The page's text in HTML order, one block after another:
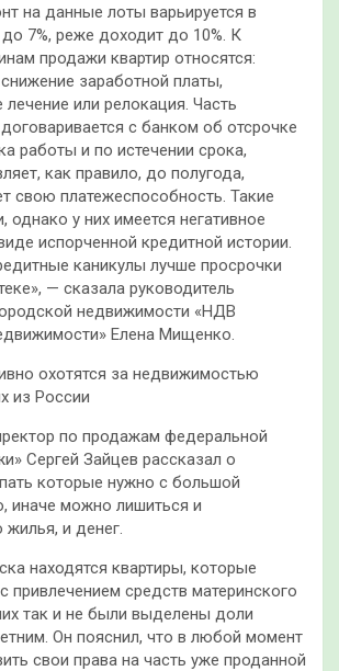
на данные лоты варьируется в
7%, реже доходит до 10%. К
продажи квартир относятся:
заработной платы,
или релокация. Часть
с банком об отсрочке
работы и по истечении срока,
как правило, до полугода,
свою платежеспособность. Такие
однако у них имеется негативное
испорченной кредитной истории.
каникулы лучше просрочки
— сказала руководитель
недвижимости «НДВ
Елена Мищенко.
охотятся за недвижимостью
из России
по продажам федеральной
Сергей Зайцев рассказал о
которые нужно с большой
иначе можно лишиться и
жилья, и денег.
находятся квартиры, которые
привлечением средств материнского
так и не были выделены доли
Он пояснил, что в любой момент
свои права на часть уже проданной